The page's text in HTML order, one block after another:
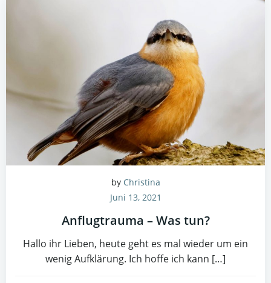
by Christina
Juni 13, 2021
Anflugtrauma – Was tun?
Hallo ihr Lieben, heute geht es mal wieder um ein
wenig Aufklärung. Ich hoffe ich kann […]